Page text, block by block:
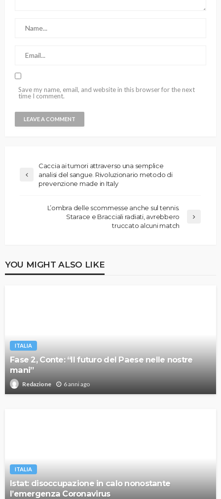
Save my name, email, and website in this browser for the next
time I comment.
Caccia ai tumori attraverso una semplice
analisi del sangue. Rivoluzionario metodo di
prevenzione made in Italy
L’ombra delle scommesse anche sul tennis.
Starace e Bracciali radiati, avrebbero
truccato alcuni match
YOU MIGHT ALSO LIKE
ITALIA
Fase 2, Conte: “Il futuro del Paese nelle nostre
mani”
Redazione 6 anni ago
ITALIA
Istat: disoccupazione in calo nonostante
l’emergenza Coronavirus